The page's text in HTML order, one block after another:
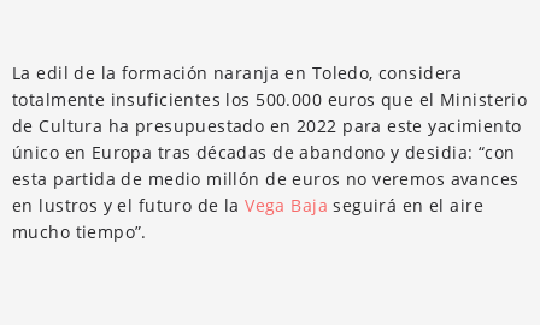
La edil de la formación naranja en Toledo, considera
totalmente insuficientes los 500.000 euros que el Ministerio
de Cultura ha presupuestado en 2022 para este yacimiento
único en Europa tras décadas de abandono y desidia: “con
esta partida de medio millón de euros no veremos avances
en lustros y el futuro de la Vega Baja seguirá en el aire
mucho tiempo”.